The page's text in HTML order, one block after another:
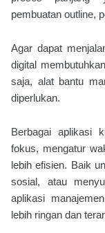
pembuatan outline,
Agar dapat
digital
saja, alat bantu
diperlukan.
Berbagai aplikasi
fokus, mengatur
lebih efisien. Baik
sosial, atau
aplikasi
lebih ringan dan